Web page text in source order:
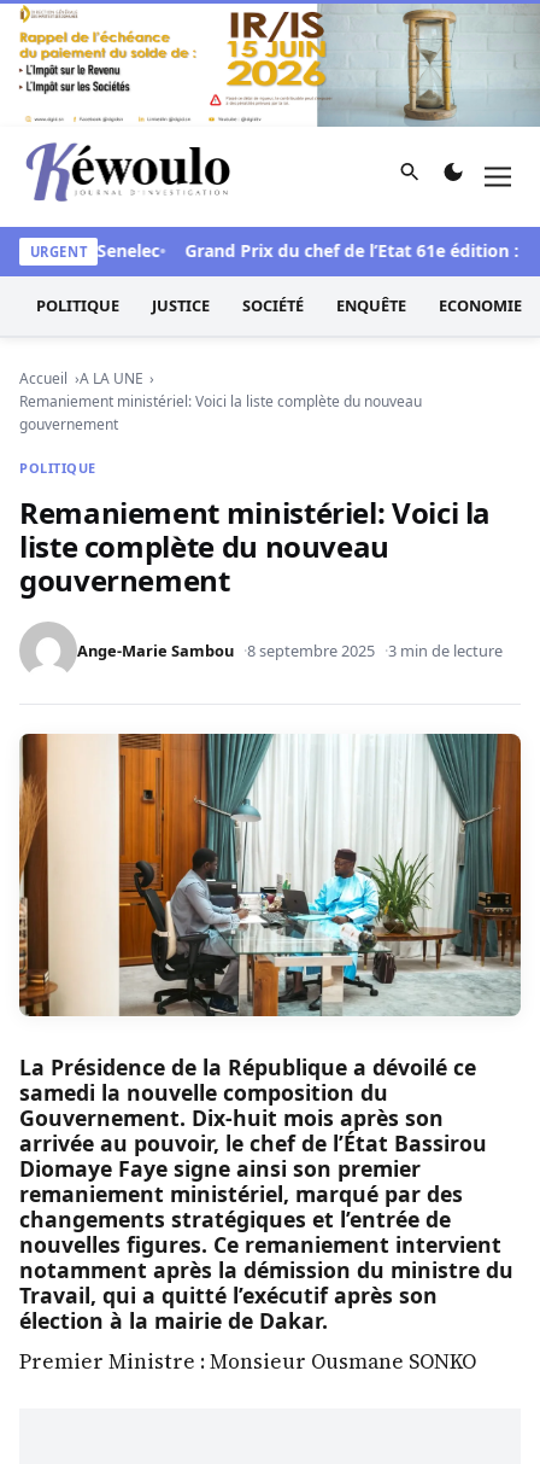
Aller au contenu
Kéwoulo, le premier site d'information et d'investigation
Rechercher
URGENT
à la Senelec Grand Prix du chef de l’Etat 61e édition : Le
POLITIQUE JUSTICE SOCIÉTÉ ENQUÊTE ECONOMIE
Accueil
A LA UNE
Remaniement ministériel: Voici la liste complète du nouveau
gouvernement
POLITIQUE
Remaniement ministériel: Voici la
liste complète du nouveau
gouvernement
Ange-Marie Sambou 8 septembre 2025 3 min de lecture
La Présidence de la République a dévoilé ce
samedi la nouvelle composition du
Gouvernement. Dix-huit mois après son
arrivée au pouvoir, le chef de l’État Bassirou
Diomaye Faye signe ainsi son premier
remaniement ministériel, marqué par des
changements stratégiques et l’entrée de
nouvelles figures. Ce remaniement intervient
notamment après la démission du ministre du
Travail, qui a quitté l’exécutif après son
élection à la mairie de Dakar.
Premier Ministre : Monsieur Ousmane SONKO